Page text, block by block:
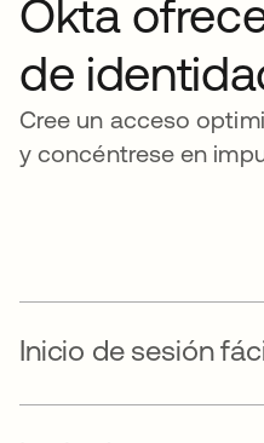
Okta
de
Cree un acceso
y concéntrese en
Inicio de sesión